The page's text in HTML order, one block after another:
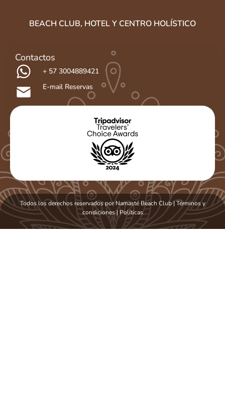
BEACH CLUB, HOTEL Y CENTRO HOLÍSTICO​
Contactos
+ 57 3004889421
E-mail Reservas
Todos los derechos reservados por Namasté Beach Club | Términos y
condiciones | Políticas